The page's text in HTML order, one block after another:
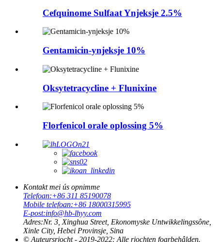
Cefquinome Sulfaat Ynjeksje 2.5%
Gentamicin-ynjeksje 10%
Oksytetracycline + Flunixine
Florfenicol orale oplossing 5%
Kontakt mei ús opnimme
Telefoan:+86 311 85190078
Mobile telefoan:+86 18000315995
E-post:info@hb-lhyy.com
Adres:Nr. 3, Xinghua Street, Ekonomyske Untwikkelingssône,
Xinle City, Hebei Provinsje, Sina
© Auteursrjocht - 2019-2022: Alle rjochten foarbehâlden.